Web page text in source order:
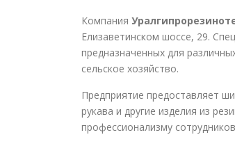
Компания
Елизаветинском шоссе, 29.
предназначенных для
сельское хозяйство.
Предприятие предоставляет
рукава и другие изделия из
профессионализму